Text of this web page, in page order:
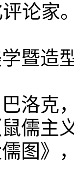
论家
暨造
洛克
儒主
图》